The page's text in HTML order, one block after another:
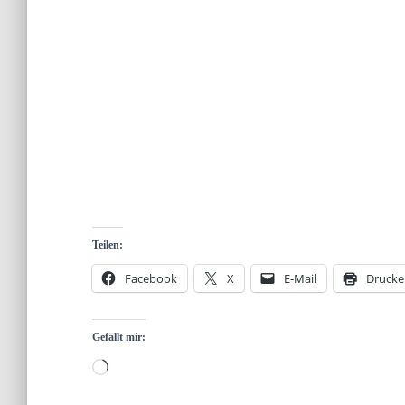
Teilen:
Facebook X E-Mail
Gefällt mir:
Wird